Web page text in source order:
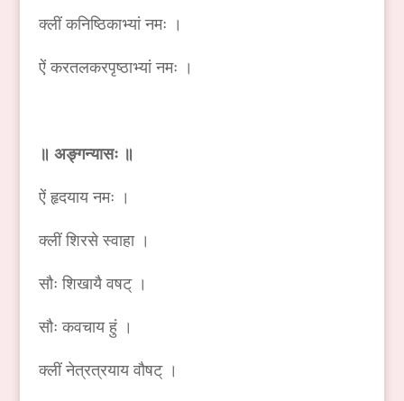
क्लीं कनिष्ठिकाभ्यां नमः ।
ऐं करतलकरपृष्ठाभ्यां नमः ।
॥ अङ्गन्यासः ॥
ऐं हृदयाय नमः ।
क्लीं शिरसे स्वाहा ।
सौः शिखायै वषट् ।
सौः कवचाय हुं ।
क्लीं नेत्रत्रयाय वौषट् ।